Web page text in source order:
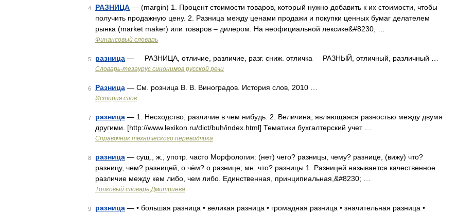
4 РАЗНИЦА — (margin) 1. Процент стоимости товаров, который нужно добавить к их стоимости, чтобы
получить продажную цену. 2. Разница между ценами продажи и покупки ценных бумаг делателем
рынка (market maker) или товаров – дилером. На неофициальной лексике&#8230; …
Финансовый словарь
5 разница — РАЗНИЦА, отличие, различие, разг. сниж. отличка РАЗНЫЙ, отличный, различный …
Словарь-тезаурус синонимов русской речи
6 Разница — См. розница В. В. Виноградов. История слов, 2010 …
История слов
7 разница — 1. Несходство, различие в чем нибудь. 2. Величина, являющаяся разностью между двумя
другими. [http://www.lexikon.ru/dict/buh/index.html] Тематики бухгалтерский учет …
Справочник технического переводчика
8 разница — сущ., ж., употр. часто Морфология: (нет) чего? разницы, чему? разнице, (вижу) что?
разницу, чем? разницей, о чём? о разнице; мн. что? разницы 1. Разницей называется качественное
различие между кем либо, чем либо. Единственная, принципиальная,&#8230; …
Толковый словарь Дмитриева
9 разница — • большая разница • великая разница • громадная разница • значительная разница •